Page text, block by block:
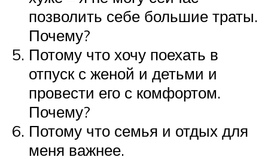
позволить себе большие траты.
Почему?
Потому что хочу поехать в
отпуск с женой и детьми и
провести его с комфортом.
Почему?
Потому что семья и отдых для
меня важнее.